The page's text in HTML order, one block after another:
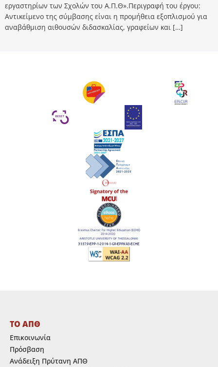
εργαστηρίων των Σχολών του Α.Π.Θ».Περιγραφή του έργου:
Αντικείμενο της σύμβασης είναι η προμήθεια εξοπλισμού για
αναβάθμιση αιθουσών διδασκαλίας, γραφείων και […]
ΤΟ ΑΠΘ
Επικοινωνία
Πρόσβαση
Ανάδειξη Πρύτανη ΑΠΘ